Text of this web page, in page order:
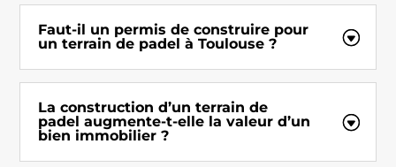
Faut-il un permis de construire pour
un terrain de padel à Toulouse ?
La construction d’un terrain de
padel augmente-t-elle la valeur d’un
bien immobilier ?